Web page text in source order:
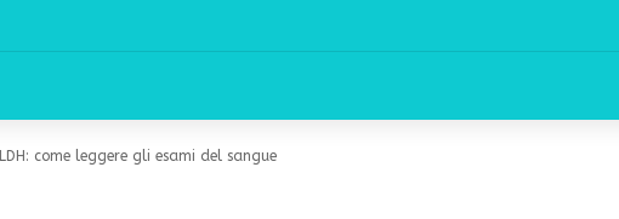
LDH: come leggere gli esami del sangue